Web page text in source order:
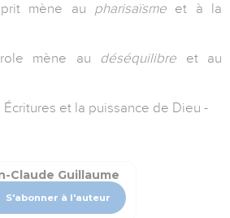
mène au pharisaïsme et à la
mène au déséquilibre et au
et la puissance de Dieu -
Claude Guillaume
S'abonner à l'auteur